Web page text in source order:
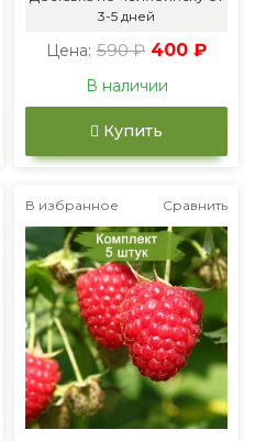
3-5 дней
Цена: 590 ₽ 400 ₽
В наличии
Купить
В избранное Сравнить